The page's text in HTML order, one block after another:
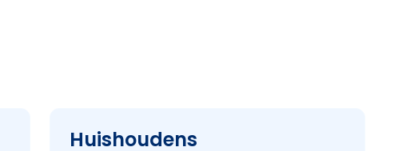
Huishoudens